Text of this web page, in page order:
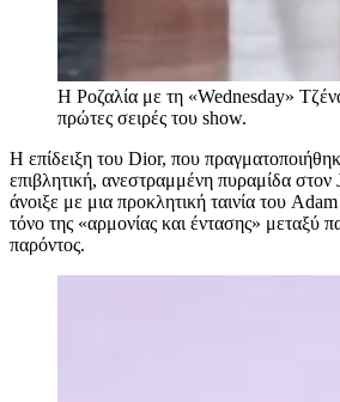
Η Ροζαλία με τη «Wednesday»
πρώτες σειρές του show.
Η επίδειξη του Dior, που
επιβλητική, ανεστραμμένη πυραμίδα
άνοιξε με μια προκλητική ταινία του
τόνο της «αρμονίας και έντασης» μεταξύ
παρόντος.